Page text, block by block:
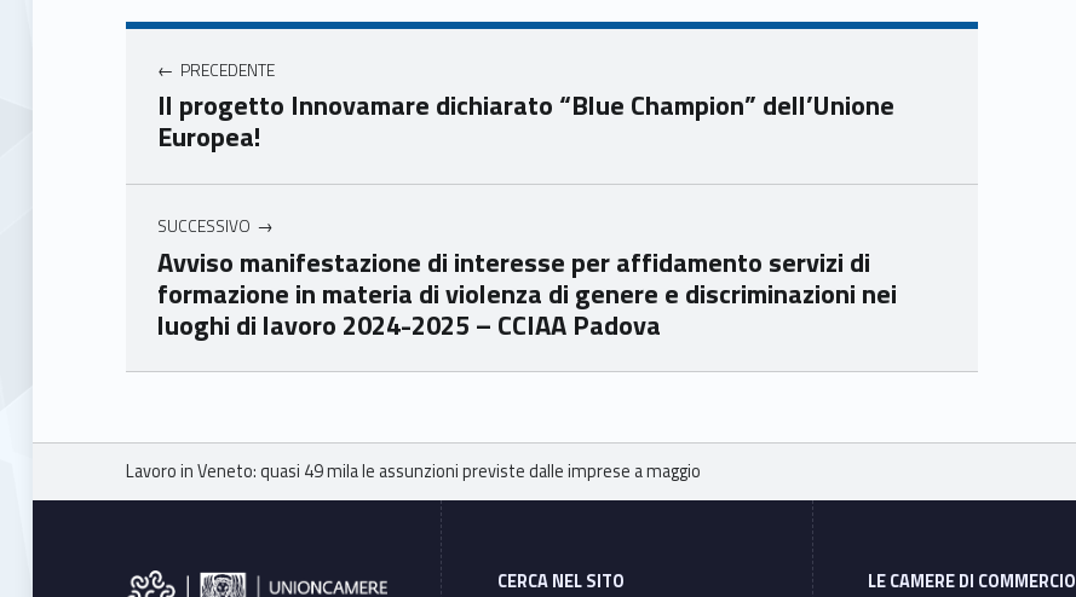
Unio
mer
e
Ven
Unio
e
Unio
e
Unio
e
Navigazione articoli
PRECEDENTE
Il progetto Innovamare dichiarato “Blue Champion” dell’Unione
Europea!
SUCCESSIVO
Avviso manifestazione di interesse per affidamento servizi di
formazione in materia di violenza di genere e discriminazioni nei
luoghi di lavoro 2024-2025 – CCIAA Padova
Skip back to main navigation
Breadcrumbs navigation
Lavoro in Veneto: quasi 49 mila le assunzioni previste dalle imprese a maggio
Footer sidebar
CERCA NEL SITO
LE CAMERE DI COMMERCIO